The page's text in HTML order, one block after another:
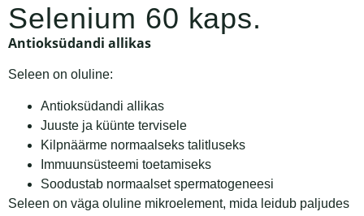
Selenium 60 kaps.
Antioksüdandi allikas
Seleen on oluline:
Antioksüdandi allikas
Juuste ja küünte tervisele
Kilpnäärme normaalseks talitluseks
Immuunsüsteemi toetamiseks
Soodustab normaalset spermatogeneesi
Seleen on väga oluline mikroelement, mida leidub paljudes